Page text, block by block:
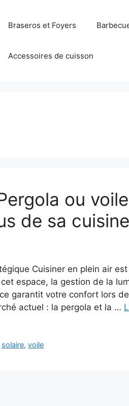
Braseros et Foyers
Accessoires de cuisson
ou voile
de sa
Cuisiner en plein air
espace, la gestion de la
garantit votre confort lors
actuel : la pergola et la …
solaire,voile